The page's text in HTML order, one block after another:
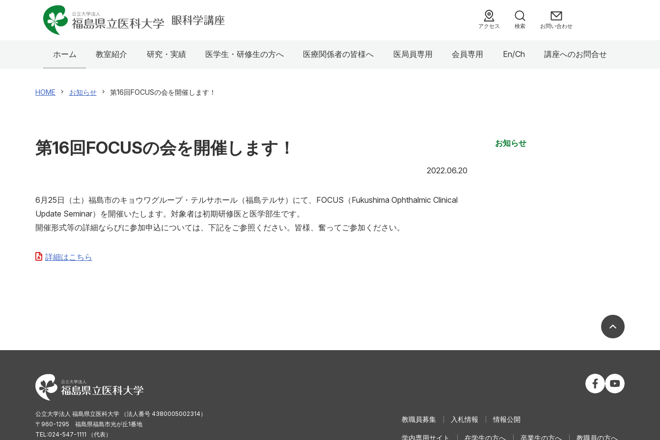
ホーム 教室紹介 研究・実績 医学生・研修生の方へ 医療関係者の皆様へ 医局員専用 会員専用 En/Ch 講座へのお問合せ
アクセス お問い合わせ
検索
HOME お知らせ 第16回FOCUSの会を開催します！
第16回FOCUSの会を開催します！
2022.06.20
6月25日（土）福島市のキョウワグループ・テルサホール（福島テルサ）にて、FOCUS（Fukushima Ophthalmic Clinical
Update Seminar）を開催いたします。対象者は初期研修医と医学部生です。
開催形式等の詳細ならびに参加申込については、下記をご参照ください。皆様、奮ってご参加ください。
詳細はこちら
お知らせ
公立大学法人 福
教職員募集 入札情報 情報公開
学内専用サイト 在学生の方へ 卒業生の方へ 教職員の方へ
公立大学法人 福島県立医科大学 （法人番号 4380005002314）
〒960-1295 福島県福島市光が丘1番地
TEL:024-547-1111 （代表）